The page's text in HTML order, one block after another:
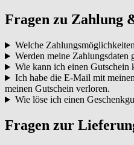
Fragen zu Zahlung
Welche
Werden meine Zahlungsdaten
Wie kann ich einen Gutschein
Ich habe die E-Mail mit
meinen Gutschein verloren.
Wie löse ich einen
Fragen zur